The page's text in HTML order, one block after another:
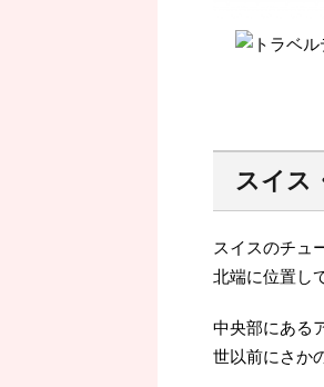
スイス
スイスのチュ
北端に位置し
中央部にある
世以前にさか